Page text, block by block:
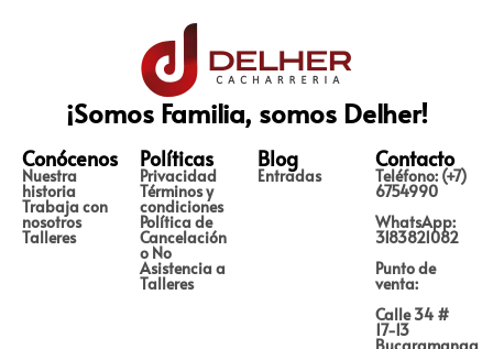
¡Somos Familia, somos Delher!
Conócenos
Nuestra
historia
Trabaja con
nosotros
Talleres
Políticas
Privacidad
Términos y
condiciones
Política de
Cancelación
o No
Asistencia a
Talleres
Blog
Entradas
Contacto
Teléfono: (+7)
6754990
WhatsApp:
3183821082
Punto de
venta:
Calle 34 #
17-13
Bucaramanga